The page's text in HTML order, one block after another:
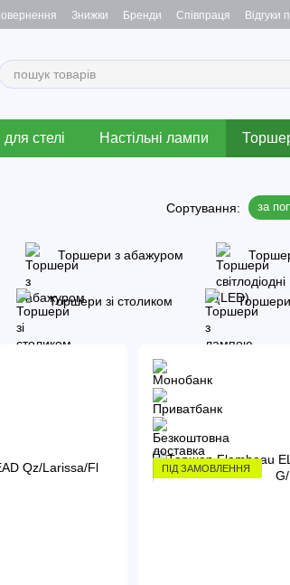
Знижки Бренди Співпраця Відгуки
стелі Настільні лампи
Сортування: за
Торшери з абажуром
Торшери зі столиком
ПІД ЗАМОВЛЕННЯ